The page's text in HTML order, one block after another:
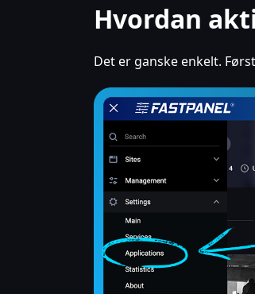
Hvordan
Det er ganske enkelt.